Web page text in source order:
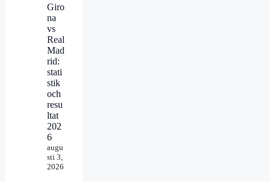
Giro
na
vs
Real
Mad
rid:
stati
stik
och
resu
ltat
202
6
augu
sti 3,
2026